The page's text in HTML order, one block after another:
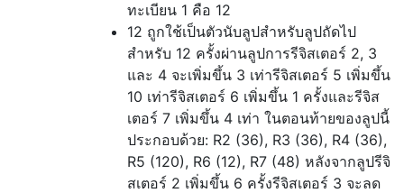
ทะเบียน 1 คือ 12
12 ถูกใช้เป็นตัวนับลูปสำหรับลูปถัดไป
สำหรับ 12 ครั้งผ่านลูปการรีจิสเตอร์ 2, 3
และ 4 จะเพิ่มขึ้น 3 เท่ารีจิสเตอร์ 5 เพิ่มขึ้น
10 เท่ารีจิสเตอร์ 6 เพิ่มขึ้น 1 ครั้งและรีจิส
เตอร์ 7 เพิ่มขึ้น 4 เท่า ในตอนท้ายของลูปนี้
ประกอบด้วย: R2 (36), R3 (36), R4 (36),
R5 (120), R6 (12), R7 (48) หลังจากลูปรีจิ
สเตอร์ 2 เพิ่มขึ้น 6 ครั้งรีจิสเตอร์ 3 จะลด